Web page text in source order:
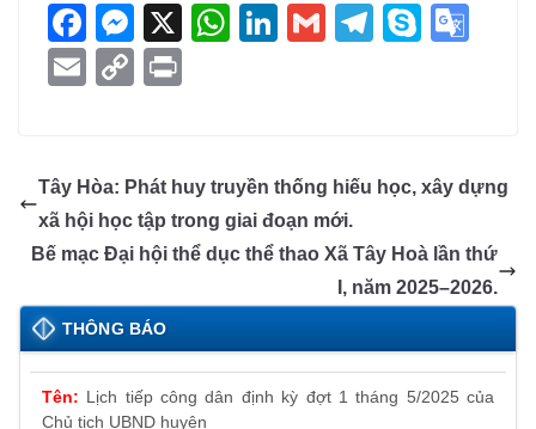
F
a
c
b
o
o
M
e
ss
n
g
er
X
W
A
p
p
Li
dI
n
G
T
a
S
e
a
n
sl
at
e
E
C
y
Li
n
k
Tây Hòa: Phát huy truyền thống hiếu học, xây dựng
xã hội học tập trong giai đoạn mới.
Bế mạc Đại hội thể dục thể thao Xã Tây Hoà lần thứ
I, năm 2025–2026.
THÔNG BÁO
Thông báo đăng ký tiếp công dân định kỳ đợt 01
tháng 6/2025 của Chủ tịch UBND huyện
Lịch tiếp công dân định kỳ đợt 1 tháng 5/2025 của
Chủ tịch UBND huyện